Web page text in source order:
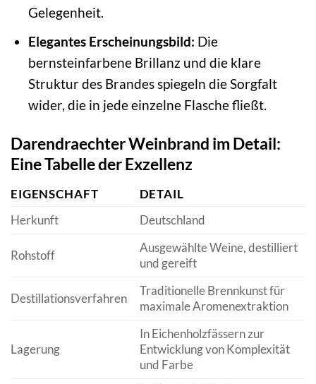
Gelegenheit.
Elegantes Erscheinungsbild: Die
bernsteinfarbene Brillanz und die klare
Struktur des Brandes spiegeln die Sorgfalt
wider, die in jede einzelne Flasche fließt.
Darendraechter Weinbrand im Detail:
Eine Tabelle der Exzellenz
EIGENSCHAFT
DETAIL
Herkunft
Deutschland
Rohstoff
Ausgewählte Weine, destilliert
und gereift
Destillationsverfahren
Traditionelle Brennkunst für
maximale Aromenextraktion
Lagerung
In Eichenholzfässern zur
Entwicklung von Komplexität
und Farbe